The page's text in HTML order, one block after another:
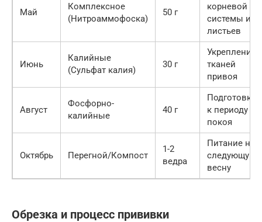
Май
Комплексное
(Нитроаммофоска)
50 г
корневой
системы и
листьев
Июнь
Калийные
(Сульфат калия)
30 г
Укрепление
тканей
привоя
Август
Фосфорно-
калийные
40 г
Подготовка
к периоду
покоя
Октябрь Перегной/Компост
1-2
ведра
Питание на
следующую
весну
Обрезка и процесс прививки